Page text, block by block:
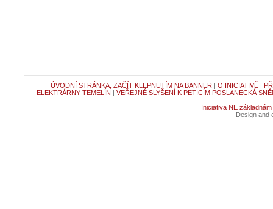
ÚVODNÍ STRÁNKA, ZAČÍT KLEPNUTÍM NA BANNER | O INICIATIVĚ|
ELEKTRÁRNY TEMELÍN | VEŘEJNÉ SLYŠENÍ K PETICÍM POSLANECKÁ
Iniciativa NE základnám
Design and